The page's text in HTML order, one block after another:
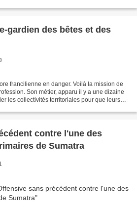
gardien des bêtes et des
francilienne en danger. Voilà la mission de
Son métier, apparu il y a une dizaine
les collectivités territoriales pour que leurs
contre l'une des
de Sumatra